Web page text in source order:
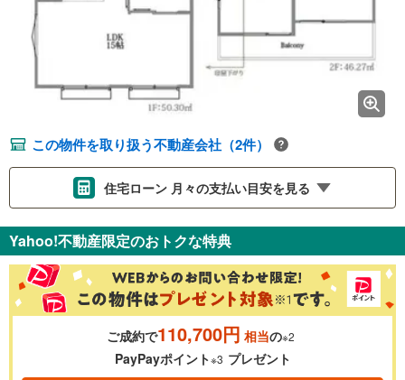
この物件を取り扱う不動産会社（2件）
住宅ローン 月々の支払い目安を見る
金利 ％
0.01%
Yahoo!不動産限定のおトクな特典
ご成約で110,700円 相当の※2
PayPayポイント※3 プレゼント